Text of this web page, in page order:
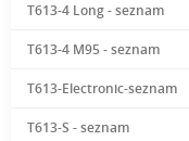
T613-4 Long - seznam
T613-4 M95 - seznam
T613-Electronic-seznam
T613-S - seznam